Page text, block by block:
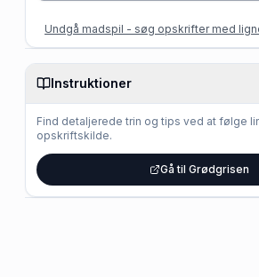
Undgå madspil - søg opskrifter med
Instruktioner
Find detaljerede trin og tips ved at følge
opskriftskilde.
Gå til Grødgrisen